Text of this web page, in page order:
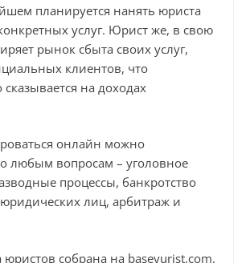
планируется нанять юриста
услуг. Юрист же, в свою
рынок сбыта своих услуг,
клиентов, что
на доходах
онлайн можно
любым вопросам – уголовное
процессы, банкротство
лиц, арбитраж и
юристов собрана на baseyurist.com.